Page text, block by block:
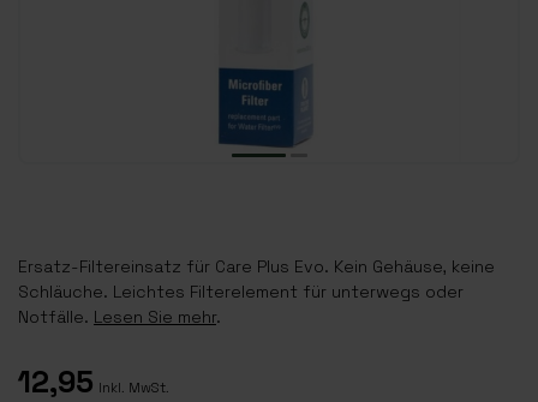
Ersatz-Filtereinsatz für Care Plus Evo. Kein Gehäuse, keine
Schläuche. Leichtes Filterelement für unterwegs oder
Notfälle. Lesen Sie mehr.
12,95 Inkl. MwSt.